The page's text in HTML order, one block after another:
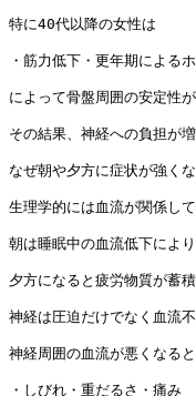
特に40代以降の女性は
・筋力低下・更年期による
によって骨盤周囲の安定性
その結果、神経への負担が
なぜ朝や夕方に症状が強く
生理学的には血流が関係して
朝は睡眠中の血流低下によ
夕方になると疲労物質が蓄積
神経は圧迫だけでなく血流
神経周囲の血流が悪くなると
・しびれ・重だるさ・痛み